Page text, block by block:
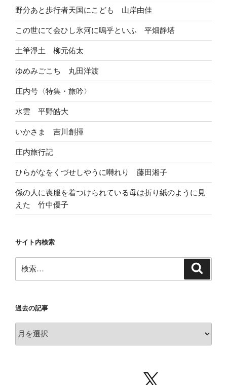
野分あと歩行者天国にこども 山岸由佳
この世にて会ひし氷河に嗚乎といふ 平畑静塔
土筆淨土 柳元佑太
ゆめみごこち 丸田洋渡
庄内号〈特集・旅吟〉
水雲 平野皓大
いかさま 吉川創揮
庄内旅行記
ひらがなをくづせしやうに囀れり 藤田湘子
係の人に喪服を着つけられている母は折り紙のように見
えた 竹中優子
サイト内検索
索:
過去の記事
去